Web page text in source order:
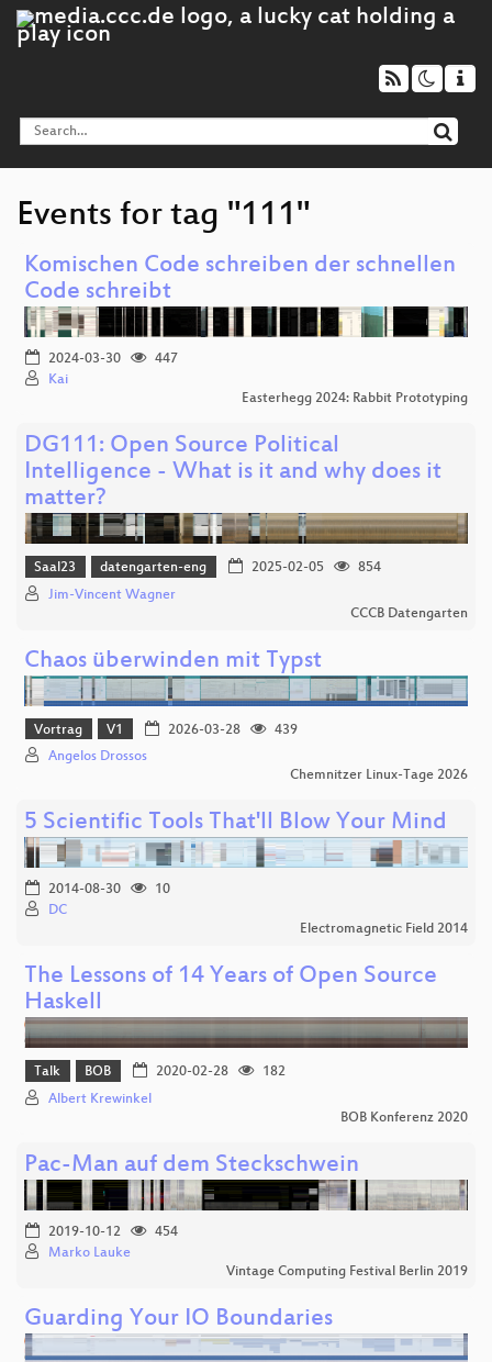
Events for tag "111"
Komischen Code schreiben der schnellen
Code schreibt
2024-03-30
447
Kai
Easterhegg 2024: Rabbit Prototyping
DG111: Open Source Political
Intelligence - What is it and why does it
matter?
Saal23 datengarten-eng 2025-02-05
854
Jim-Vincent Wagner
CCCB Datengarten
Chaos überwinden mit Typst
Vortrag V1 2026-03-28
439
Angelos Drossos
Chemnitzer Linux-Tage 2026
5 Scientific Tools That'll Blow Your Mind
2014-08-30
10
DC
Electromagnetic Field 2014
The Lessons of 14 Years of Open Source
Haskell
Talk BOB 2020-02-28
182
Albert Krewinkel
BOB Konferenz 2020
Pac-Man auf dem Steckschwein
2019-10-12
454
Marko Lauke
Vintage Computing Festival Berlin 2019
Guarding Your IO Boundaries